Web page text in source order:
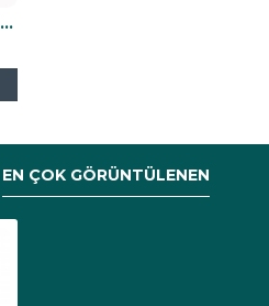
Kapitoneli Sandalye (Deri) (2 Adet) - Siyah
EN ÇOK GÖRÜNTÜLENEN